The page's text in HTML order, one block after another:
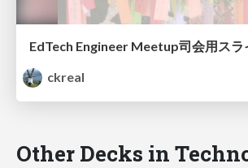
EdTech Engineer Meetup司会用スラ
ckreal
Other Decks in